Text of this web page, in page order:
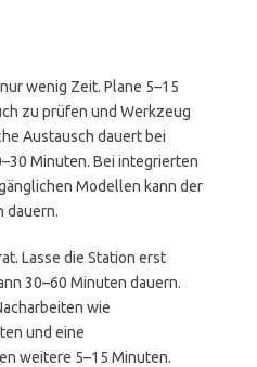
wenig Zeit. Plane 5–15
zu prüfen und Werkzeug
Austausch dauert bei
Minuten. Bei integrierten
Modellen kann der
dauern.
Lasse die Station erst
30–60 Minuten dauern.
wie
und eine
weitere 5–15 Minuten.